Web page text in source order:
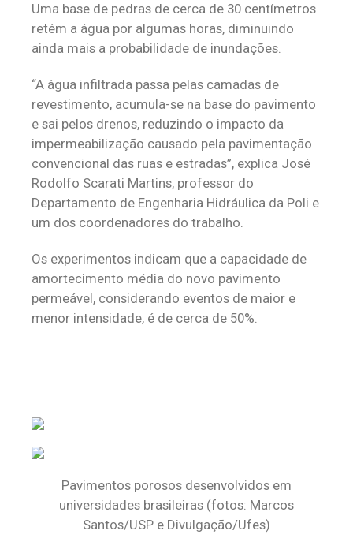
Uma base de pedras de cerca de 30 centímetros
retém a água por algumas horas, diminuindo
ainda mais a probabilidade de inundações.
“A água infiltrada passa pelas camadas de
revestimento, acumula-se na base do pavimento
e sai pelos drenos, reduzindo o impacto da
impermeabilização causado pela pavimentação
convencional das ruas e estradas”, explica José
Rodolfo Scarati Martins, professor do
Departamento de Engenharia Hidráulica da Poli e
um dos coordenadores do trabalho.
Os experimentos indicam que a capacidade de
amortecimento média do novo pavimento
permeável, considerando eventos de maior e
menor intensidade, é de cerca de 50%.
Pavimentos porosos desenvolvidos em
universidades brasileiras (fotos: Marcos
Santos/USP e Divulgação/Ufes)